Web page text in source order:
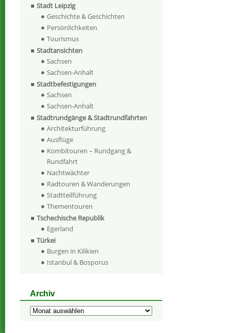
Stadt Leipzig
Geschichte & Geschichten
Persönlichkeiten
Tourismus
Stadtansichten
Sachsen
Sachsen-Anhalt
Stadtbefestigungen
Sachsen
Sachsen-Anhalt
Stadtrundgänge & Stadtrundfahrten
Architekturführung
Ausflüge
Kombitouren – Rundgang &
Rundfahrt
Nachtwächter
Radtouren & Wanderungen
Stadtteilführung
Thementouren
Tschechische Republik
Egerland
Türkei
Burgen in Kilikien
Istanbul & Bosporus
Archiv
Archiv